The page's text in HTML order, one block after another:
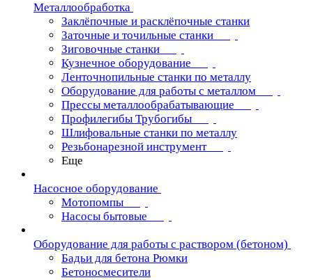
Металлообработка
Заклёпочные и расклёпочные станки
Заточные и точильные станки
Зиговочные станки
Кузнечное оборудование
Ленточнопильные станки по металлу
Оборудование для работы с металлом
Прессы металлообрабатывающие
Профилегибы Трубогибы
Шлифовальные станки по металлу
Резьбонарезной инструмент
Еще
Насосное оборудование
Мотопомпы
Насосы бытовые
Оборудование для работы с раствором (бетоном)
Бадьи для бетона Рюмки
Бетоносмесители